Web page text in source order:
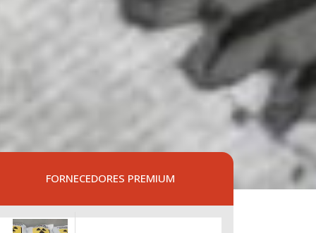
FORNECEDORES PREMIUM